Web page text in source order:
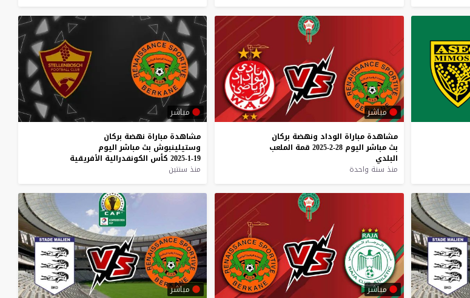
مباشر
مشاهدة مباراة الوداد ونهضة بركان
بث مباشر اليوم 28-2-2025 قمة الملعب
البلدي
منذ سنة واحدة
مباشر
مشاهدة مباراة نهضة بركان
وستيلينبوش بث مباشر اليوم
19-1-2025
كأس الكونفدرالية الأفريقية
منذ سنتين
مباشر مباشر